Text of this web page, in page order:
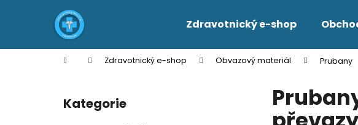
Zdravotnický e-shop
Domů Zdravotnický e-shop Obvazový materiál Prubany
Přeskočit
kategorie
Kategorie
í
Zpět
do
Zpět
do
Co